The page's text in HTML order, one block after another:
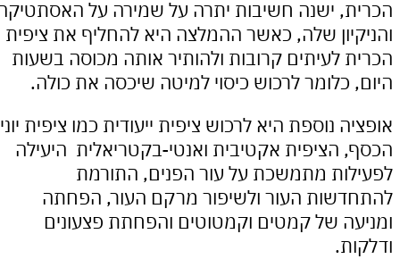
ישנה חשיבות יתרה על שמירה על האסתטיקה
שלה, כאשר ההמלצה היא להחליף את ציפית
לעיתים קרובות ולהותיר אותה מכוסה בשעות
כלומר לרכוש כיסוי למיטה שיכסה את כולה.
נוספת היא לרכוש ציפית ייעודית כמו ציפית יוני
הציפית אקטיבית ואנטי-בקטריאלית היעילה
מתמשכת על עור הפנים, התורמת
העור ולשיפור מרקם העור, הפחתה
של קמטים וקמטוטים והפחתת פצעונים